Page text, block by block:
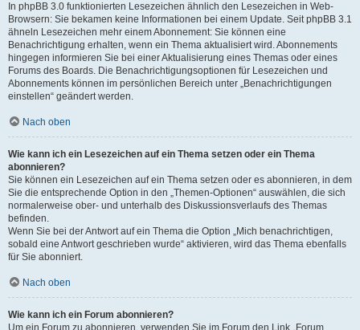
In phpBB 3.0 funktionierten Lesezeichen ähnlich den Lesezeichen in Web-
Browsern: Sie bekamen keine Informationen bei einem Update. Seit phpBB 3.1
ähneln Lesezeichen mehr einem Abonnement: Sie können eine
Benachrichtigung erhalten, wenn ein Thema aktualisiert wird. Abonnements
hingegen informieren Sie bei einer Aktualisierung eines Themas oder eines
Forums des Boards. Die Benachrichtigungsoptionen für Lesezeichen und
Abonnements können im persönlichen Bereich unter „Benachrichtigungen
einstellen“ geändert werden.
Nach oben
Wie kann ich ein Lesezeichen auf ein Thema setzen oder ein Thema
abonnieren?
Sie können ein Lesezeichen auf ein Thema setzen oder es abonnieren, in dem
Sie die entsprechende Option in den „Themen-Optionen“ auswählen, die sich
normalerweise ober- und unterhalb des Diskussionsverlaufs des Themas
befinden.
Wenn Sie bei der Antwort auf ein Thema die Option „Mich benachrichtigen,
sobald eine Antwort geschrieben wurde“ aktivieren, wird das Thema ebenfalls
für Sie abonniert.
Nach oben
Wie kann ich ein Forum abonnieren?
Um ein Forum zu abonnieren, verwenden Sie im Forum den Link „Forum